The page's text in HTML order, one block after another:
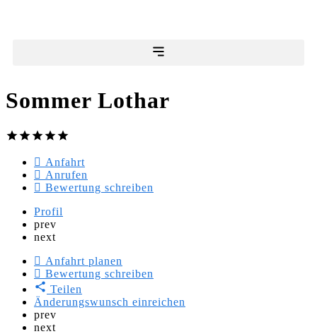
Sommer Lothar
Anfahrt
Anrufen
Bewertung schreiben
Profil
prev
next
Anfahrt planen
Bewertung schreiben
Teilen
Änderungswunsch einreichen
prev
next